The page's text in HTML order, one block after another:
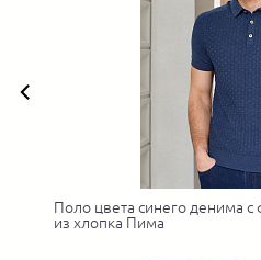
Поло цвета синего денима
из хлопка Пима